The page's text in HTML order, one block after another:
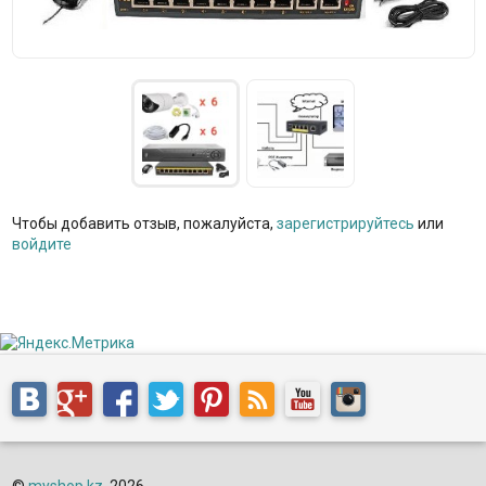
Чтобы добавить отзыв, пожалуйста, зарегистрируйтесь или
войдите